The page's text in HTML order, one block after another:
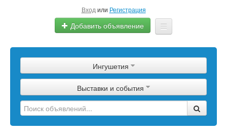
Вход или Регистрация
Добавить объявление
Сырье
Изделия
Оборудование
Ингушетия
Выставки и события